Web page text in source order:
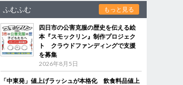
ふむふむ もっと見る
四日市の公害克服の歴史を伝える絵
本『スモックリン』制作プロジェク
ト クラウドファンディングで支援
を募集
2026年8月5日
「中東発」値上げラッシュが本格化 飲食料品値上